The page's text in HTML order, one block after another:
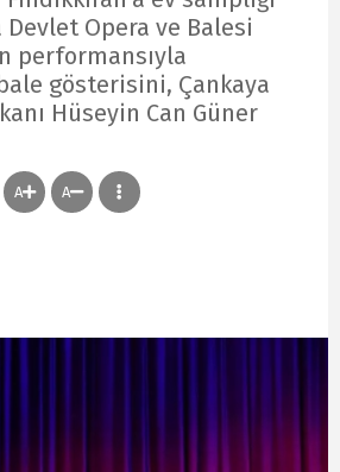
Devlet Opera ve Balesi
performansıyla
gösterisini, Çankaya
Hüseyin Can Güner
A A